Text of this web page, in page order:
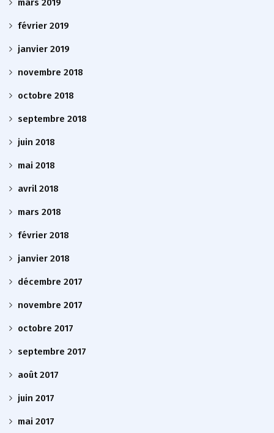
mars 2019
février 2019
janvier 2019
novembre 2018
octobre 2018
septembre 2018
juin 2018
mai 2018
avril 2018
mars 2018
février 2018
janvier 2018
décembre 2017
novembre 2017
octobre 2017
septembre 2017
août 2017
juin 2017
mai 2017